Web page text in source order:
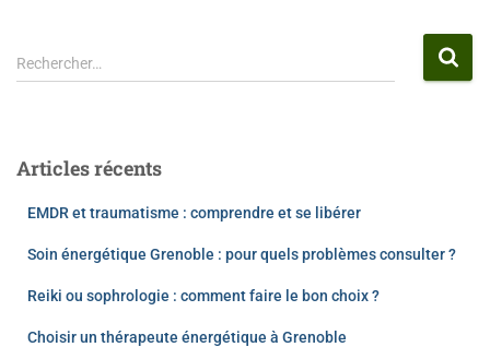
Rechercher…
Articles récents
EMDR et traumatisme : comprendre et se libérer
Soin énergétique Grenoble : pour quels problèmes consulter ?
Reiki ou sophrologie : comment faire le bon choix ?
Choisir un thérapeute énergétique à Grenoble